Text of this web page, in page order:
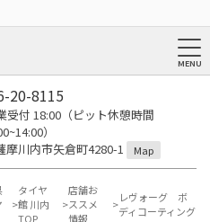
20-8115
付 18:00（ピット休憩時間
）
川内市矢倉町4280-1
Map
タイヤ
館 川内
TOP
店舗お
ススメ
情報
レヴォーグ ボ
ディコーティング